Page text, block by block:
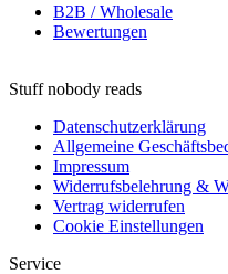
B2B / Wholesale
Bewertungen
Stuff nobody reads
Datenschutzerklärung
Allgemeine
Impressum
Widerrufsbelehrung &
Vertrag widerrufen
Cookie Einstellungen
Service